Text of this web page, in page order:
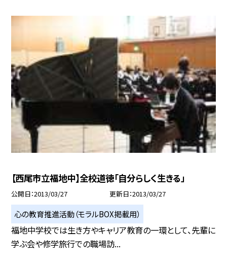
【西尾市立福地中】全校道徳「自分らしく生きる」
公開日 2013/03/27 更新日 2013/03/27
心の教育推進活動（モラルBOX掲載用）
福地中学校では生き方やキャリア教育の一環として、先輩に
学ぶ会や修学旅行での職場訪...